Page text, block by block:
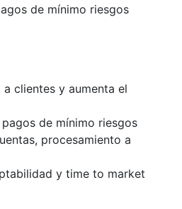
de mínimo riesgos
clientes y aumenta el
de mínimo riesgos
procesamiento a
y time to market